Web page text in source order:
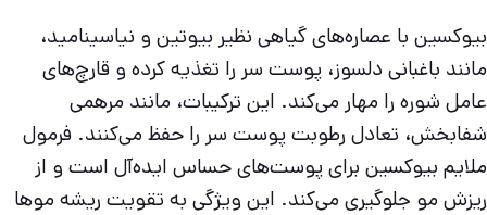
بیوکسین با عصاره‌های گیاهی نظیر بیوتین و نیاسینامید،
مانند باغبانی دلسوز، پوست سر را تغذیه کرده و قارچ‌های
عامل شوره را مهار می‌کند. این ترکیبات، مانند مرهمی
شفابخش، تعادل رطوبت پوست سر را حفظ می‌کنند. فرمول
ملایم بیوکسین برای پوست‌های حساس ایده‌آل است و از
ریزش مو جلوگیری می‌کند. این ویژگی به تقویت ریشه موها